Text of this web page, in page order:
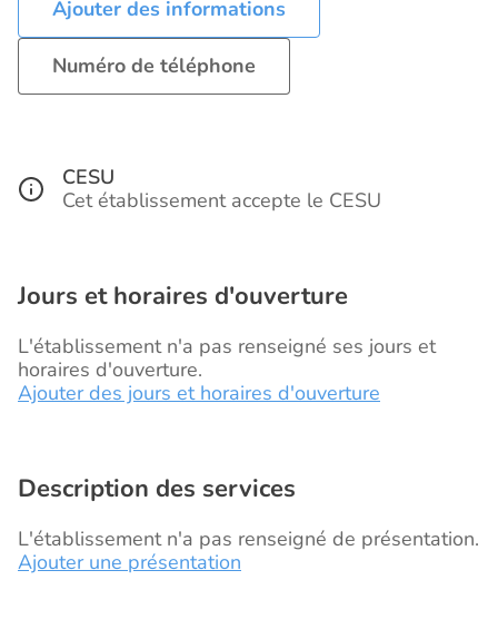
Ajouter des informations
Numéro de téléphone
CESU
Cet établissement accepte le CESU
Jours et horaires d'ouverture
L'établissement n'a pas renseigné ses jours et
horaires d'ouverture.
Ajouter des jours et horaires d'ouverture
Description des services
L'établissement n'a pas renseigné de présentation.
Ajouter une présentation